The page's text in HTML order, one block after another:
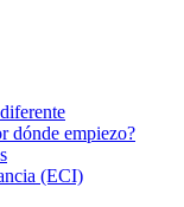
dónde empiezo?
(ECI)